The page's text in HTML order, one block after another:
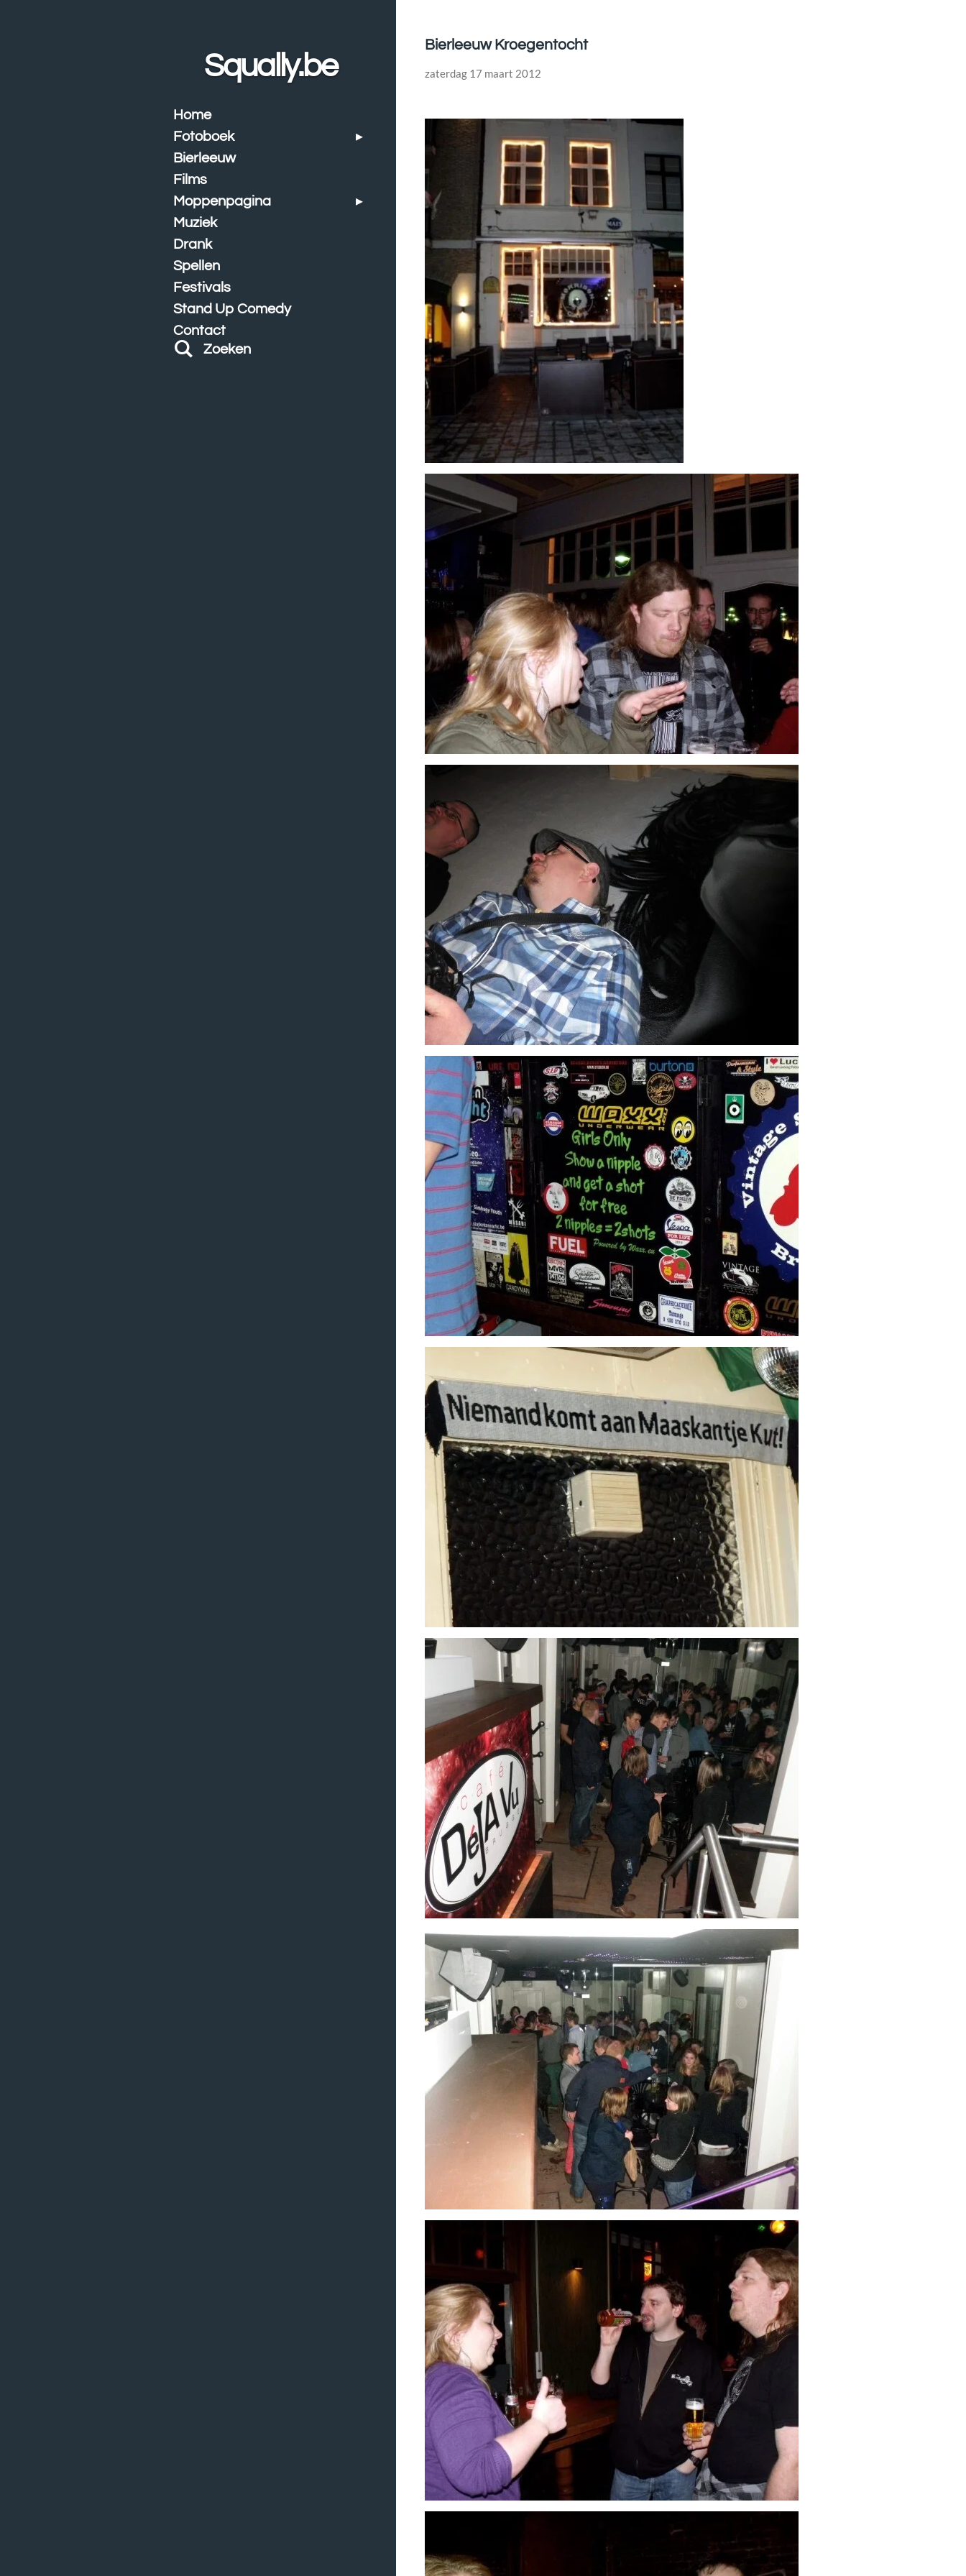
Bierleeuw Kroegentocht
zaterdag 17 maart 2012
Squally.be
Home
Fotoboek
Bierleeuw
Films
Moppenpagina
Muziek
Drank
Spellen
Festivals
Stand Up Comedy
Contact
Zoeken